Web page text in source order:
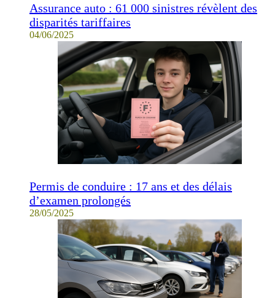
Assurance auto : 61 000 sinistres révèlent des
disparités tariffaires
04/06/2025
Permis de conduire : 17 ans et des délais
d’examen prolongés
28/05/2025